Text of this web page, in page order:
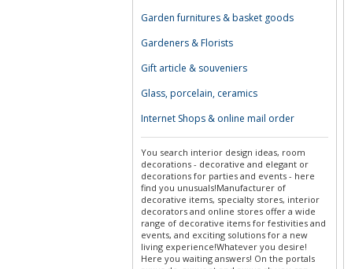
Garden furnitures & basket goods
Gardeners & Florists
Gift article & souveniers
Glass, porcelain, ceramics
Internet Shops & online mail order
You search interior design ideas, room
decorations - decorative and elegant or
decorations for parties and events - here
find you unusuals!Manufacturer of
decorative items, specialty stores, interior
decorators and online stores offer a wide
range of decorative items for festivities and
events, and exciting solutions for a new
living experience!Whatever you desire!
Here you waiting answers! On the portals